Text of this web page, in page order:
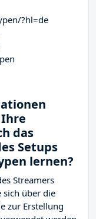
?hl=de
das
Setups
lernen?
Streamers
sich über die
zur Erstellung